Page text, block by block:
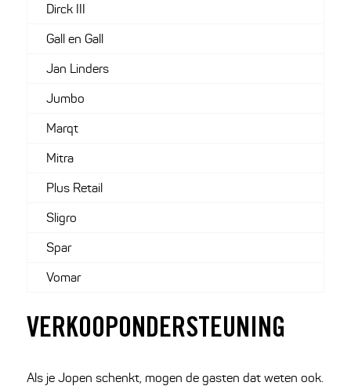
Dirck III
Gall en Gall
Jan Linders
Jumbo
Marqt
Mitra
Plus Retail
Sligro
Spar
Vomar
VERKOOPONDERSTEUNING
Als je Jopen schenkt, mogen de gasten dat weten ook.